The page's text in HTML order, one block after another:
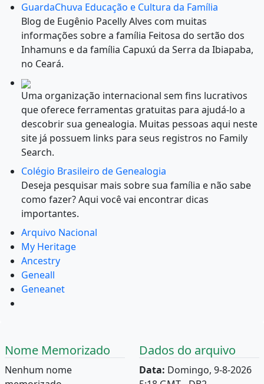
GuardaChuva Educação e Cultura da Família
Blog de Eugênio Pacelly Alves com muitas
informações sobre a família Feitosa do sertão dos
Inhamuns e da família Capuxú da Serra da Ibiapaba,
no Ceará.
Uma organização internacional sem fins lucrativos
que oferece ferramentas gratuitas para ajudá-lo a
descobrir sua genealogia. Muitas pessoas aqui neste
site já possuem links para seus registros no Family
Search.
Colégio Brasileiro de Genealogia
Deseja pesquisar mais sobre sua família e não sabe
como fazer? Aqui você vai encontrar dicas
importantes.
Arquivo Nacional
My Heritage
Ancestry
Geneall
Geneanet
Nome Memorizado
Nenhum nome
Dados do arquivo
Data: Domingo, 9-8-2026